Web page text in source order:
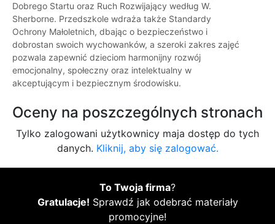
Dobrego Startu oraz Ruch Rozwijający według W.
Sherborne. Przedszkole wdraża także Standardy
Ochrony Małoletnich, dbając o bezpieczeństwo i
dobrostan swoich wychowanków, a szeroki zakres zajęć
pozwala zapewnić dzieciom harmonijny rozwój
emocjonalny, społeczny oraz intelektualny w
akceptującym i bezpiecznym środowisku.
Oceny na poszczególnych stronach
Tylko zalogowani użytkownicy maja dostęp do tych
danych. Kliknij, aby się zalogować.
To Twoja firma?
Gratulacje! Sprawdź jak odebrać materiały
promocyjne!